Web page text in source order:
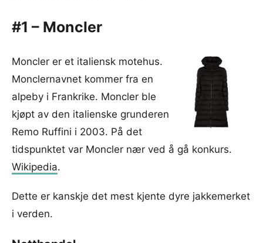
#1 – Moncler
Moncler er et italiensk motehus.
Monclernavnet kommer fra en
alpeby i Frankrike. Moncler ble
kjøpt av den italienske grunderen
Remo Ruffini i 2003. På det
tidspunktet var Moncler nær ved å gå konkurs.
Wikipedia.
Dette er kanskje det mest kjente dyre jakkemerket
i verden.